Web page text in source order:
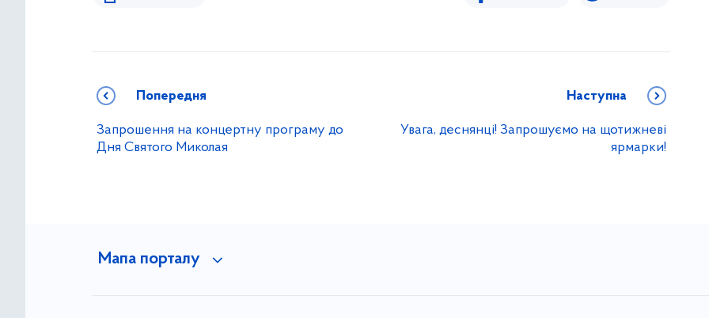
Попередня
Запрошення на концертну програму до
Дня Святого Миколая
Наступна
Увага, деснянці! Запрошуємо на щотижневі
ярмарки!
Мапа порталу